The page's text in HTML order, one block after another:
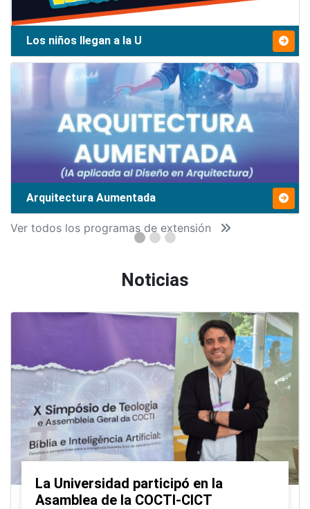
Los niños llegan a la U
Arquitectura Aumentada
Ver todos los programas de extensión
Noticias
La Universidad participó en la
Asamblea de la COCTI-CICT